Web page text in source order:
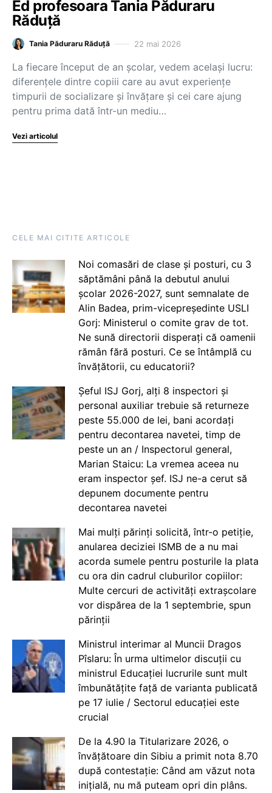
Ed profesoara Tania Păduraru
Răduță
Tania Păduraru Răduță 22 mai 2026
La fiecare început de an școlar, vedem același lucru:
diferențele dintre copiii care au avut experiențe
timpurii de socializare și învățare și cei care ajung
pentru prima dată într-un mediu…
Vezi articolul
CELE MAI CITITE ARTICOLE
Noi comasări de clase și posturi, cu 3
săptămâni până la debutul anului
școlar 2026-2027, sunt semnalate de
Alin Badea, prim-vicepreședinte USLI
Gorj: Ministerul o comite grav de tot.
Ne sună directorii disperați că oamenii
rămân fără posturi. Ce se întâmplă cu
învățătorii, cu educatorii?
Șeful ISJ Gorj, alți 8 inspectori și
personal auxiliar trebuie să returneze
peste 55.000 de lei, bani acordați
pentru decontarea navetei, timp de
peste un an / Inspectorul general,
Marian Staicu: La vremea aceea nu
eram inspector șef. ISJ ne-a cerut să
depunem documente pentru
decontarea navetei
Mai mulți părinți solicită, într-o petiție,
anularea deciziei ISMB de a nu mai
acorda sumele pentru posturile la plata
cu ora din cadrul cluburilor copiilor:
Multe cercuri de activități extrașcolare
vor dispărea de la 1 septembrie, spun
părinții
Ministrul interimar al Muncii Dragos
Pîslaru: În urma ultimelor discuții cu
ministrul Educației lucrurile sunt mult
îmbunătățite față de varianta publicată
pe 17 iulie / Sectorul educației este
crucial
De la 4.90 la Titularizare 2026, o
învățătoare din Sibiu a primit nota 8.70
după contestație: Când am văzut nota
inițială, nu mă puteam opri din plâns.